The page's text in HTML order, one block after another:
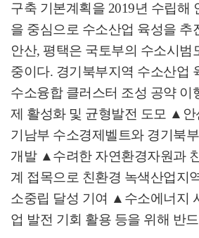
구축 기본계획을 2019년 수립해
을 중심으로 수소산업 육성을 추
안산, 평택은 국토부의 수소시범
중이다. 경기북부지역 수소산업
수소융합 클러스터 조성 공약 이
제 활성화 및 균형발전 도모 ▲ 안
기남부 수소경제벨트와 경기북
개발 ▲수려한 자연환경자원과
계 접목으로 친환경 녹색산업지
소중립 달성 기여 ▲ 수소에너지
업 발전 기회 활용 등을 위해 반